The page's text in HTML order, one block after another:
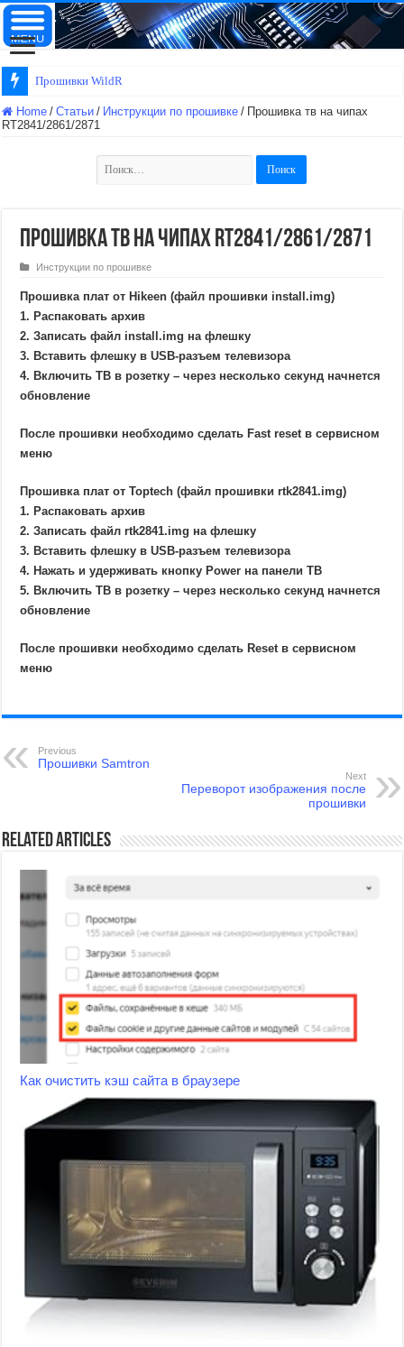
Прошивки WildRed
Home / Статьи / Инструкции по прошивке / Прошивка тв на чипах
RT2841/2861/2871
Найти:
Прошивка тв на чипах RT2841/2861/2871
Инструкции по прошивке
Прошивка плат от Hikeen (файл прошивки install.img)
1. Распаковать архив
2. Записать файл install.img на флешку
3. Вставить флешку в USB-разъем телевизора
4. Включить ТВ в розетку – через несколько секунд начнется
обновление
После прошивки необходимо сделать Fast reset в сервисном
меню
Прошивка плат от Toptech (файл прошивки rtk2841.img)
1. Распаковать архив
2. Записать файл rtk2841.img на флешку
3. Вставить флешку в USB-разъем телевизора
4. Нажать и удерживать кнопку Power на панели ТВ
5. Включить ТВ в розетку – через несколько секунд начнется
обновление
После прошивки необходимо сделать Reset в сервисном
меню
Previous
Прошивки Samtron
Next
Переворот изображения после
прошивки
Related Articles
Как очистить кэш сайта в браузере